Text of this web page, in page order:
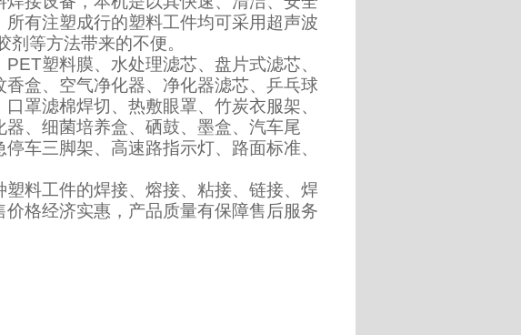
有注塑成行的塑料工件均可采用超声波
等方法带来的不便。
塑料膜、水处理滤芯、盘片式滤芯、
盒、空气净化器、净化器滤芯、乒乓球
罩滤棉焊切、热敷眼罩、竹炭衣服架、
、细菌培养盒、硒鼓、墨盒、汽车尾
车三脚架、高速路指示灯、路面标准、
料工件的焊接、熔接、粘接、链接、焊
格经济实惠，产品质量有保障售后服务